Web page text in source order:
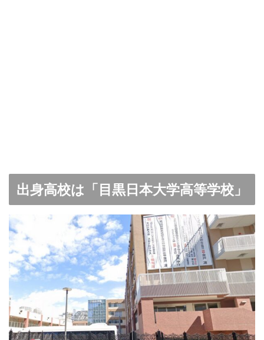
出身高校は「目黒日本大学高等学校」